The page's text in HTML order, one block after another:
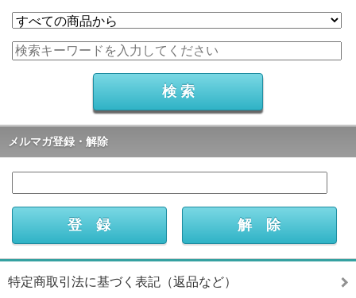
メルマガ登録・解除
特定商取引法に基づく表記（返品など）